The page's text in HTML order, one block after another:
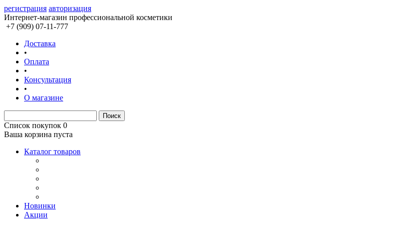
регистрация авторизация
Интернет-магазин профессиональной косметики
+7 (909) 07-11-777
Доставка
•
Оплата
•
Консультация
•
О магазине
Список покупок 0
Ваша корзина пуста
Каталог товаров
Новинки
Акции